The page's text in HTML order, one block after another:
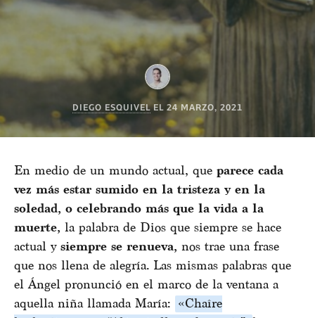
DIEGO ESQUIVELEL 24 MARZO, 2021
En medio de un mundo actual, que parece cada
vez más estar sumido en la tristeza y en la
soledad, o celebrando más que la vida a la
muerte, la palabra de Dios que siempre se hace
actual y siempre se renueva, nos trae una frase
que nos llena de alegría. Las mismas palabras que
el Ángel pronunció en el marco de la ventana a
aquella niña llamada María: «Chaîre